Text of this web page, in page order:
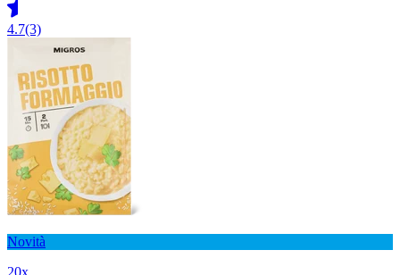
4.7(3)
Novità
20x